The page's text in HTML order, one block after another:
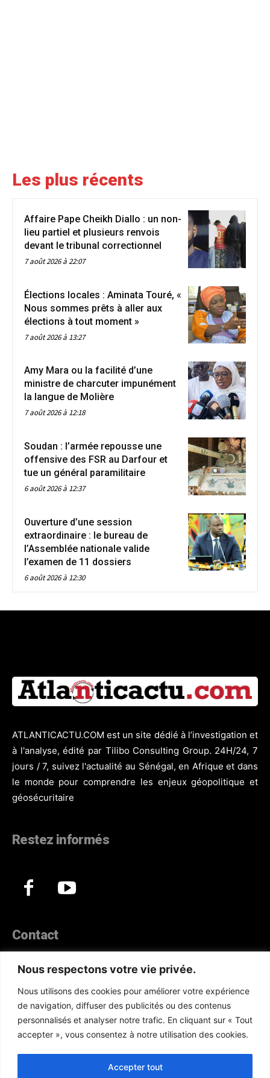
Nous respectons votre vie privée.
Nous utilisons des cookies pour améliorer votre expérience
de navigation, diffuser des publicités ou des contenus
personnalisés et analyser notre trafic. En cliquant sur « Tout
accepter », vous consentez à notre utilisation des cookies.
Accepter tout
Les plus récents
Affaire Pape Cheikh Diallo : un non-
lieu partiel et plusieurs renvois
devant le tribunal correctionnel
7 août 2026 à 22:07
Élections locales : Aminata Touré, «
Nous sommes prêts à aller aux
élections à tout moment »
7 août 2026 à 13:27
Amy Mara ou la facilité d’une
ministre de charcuter impunément
la langue de Molière
7 août 2026 à 12:18
Soudan : l’armée repousse une
offensive des FSR au Darfour et
tue un général paramilitaire
6 août 2026 à 12:37
Ouverture d’une session
extraordinaire : le bureau de
l’Assemblée nationale valide
l’examen de 11 dossiers
6 août 2026 à 12:30
ATLANTICACTU.COM est un site dédié à l’investigation et
à l'analyse, édité par Tilibo Consulting Group. 24H/24, 7
jours / 7, suivez l'actualité au Sénégal, en Afrique et dans
le monde pour comprendre les enjeux géopolitique et
géosécuritaire
Restez informés
Contact
Téléphone :(+221) 70 330 86 87‬
WhatsApp : (+33) 6 52 17 85 46
E-mail : redaction@atlanticactu.com
E-mail : commercial@atlanticactu.com
Nous écrire Qui sommes-nous ?